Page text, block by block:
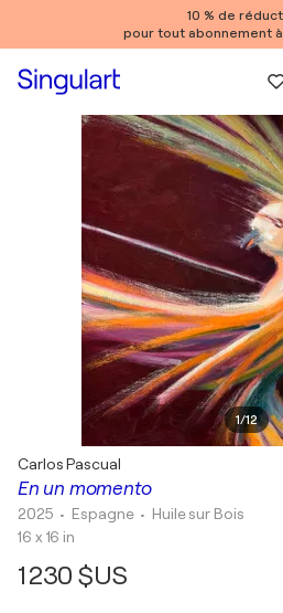
10 % de
pour tout abonnement
1/12
En un momento
Carlos Pascual
2025 • Espagne • Huile sur Bois
16 x 16 in
1 230 $US